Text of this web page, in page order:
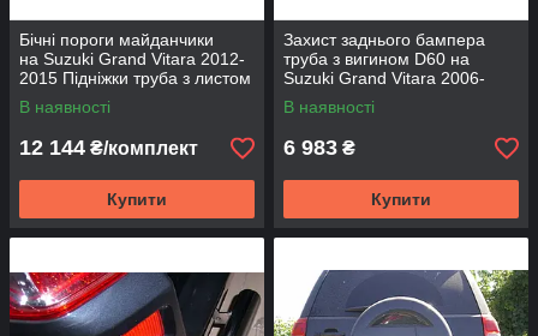
Бічні пороги майданчики
на Suzuki Grand Vitara 2012-
2015 Підніжки труба з листом
Сузукі Гранд Вітара D60
Нерж
В наявності
12 144 ₴/комплект
Купити
Захист заднього бампера
труба з вигином D60 на
Suzuki Grand Vitara 2006-
2015
В наявності
6 983 ₴
Купити